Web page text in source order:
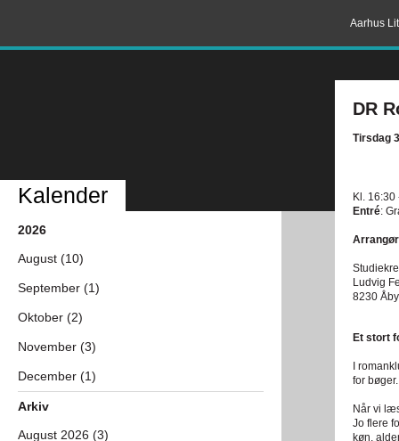
Aarhus
DR
Tirsdag
Kl. 16:30
Entré:
Ludvig
8230
Et stort
I
for
Når vi
Jo flere
køn,
Kalender
2026
August (10)
September (1)
Oktober (2)
November (3)
December (1)
Arkiv
August 2026 (3)